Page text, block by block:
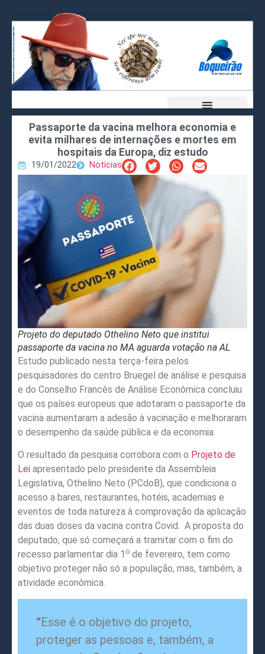
Passaporte da vacina melhora economia e
evita milhares de internações e mortes em
hospitais da Europa, diz estudo
19/01/2022 Notícias
Projeto do deputado Othelino Neto que institui
passaporte da vacina no MA aguarda votação na AL
Estudo publicado nesta terça-feira pelos
pesquisadores do centro Bruegel de análise e pesquisa
e do Conselho Francês de Análise Econômica concluiu
que os países europeus que adotaram o passaporte da
vacina aumentaram a adesão à vacinação e melhoraram
o desempenho da saúde pública e da economia.
O resultado da pesquisa corrobora com o Projeto de
Lei apresentado pelo presidente da Assembleia
Legislativa, Othelino Neto (PCdoB), que condiciona o
acesso a bares, restaurantes, hotéis, academias e
eventos de toda natureza à comprovação da aplicação
das duas doses da vacina contra Covid. A proposta do
deputado, que só começará a tramitar com o fim do
recesso parlamentar dia 1 o de fevereiro, tem como
objetivo proteger não só a população, mas, também, a
atividade econômica.
“Esse é o objetivo do projeto,
proteger as pessoas e, também, a